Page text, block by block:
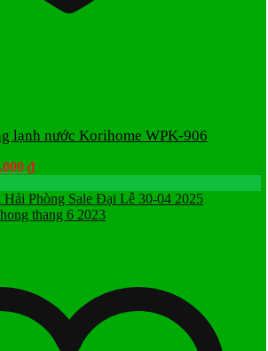
lạnh nước Korihome WPK-906
₫.
₫Giá
tại
là: